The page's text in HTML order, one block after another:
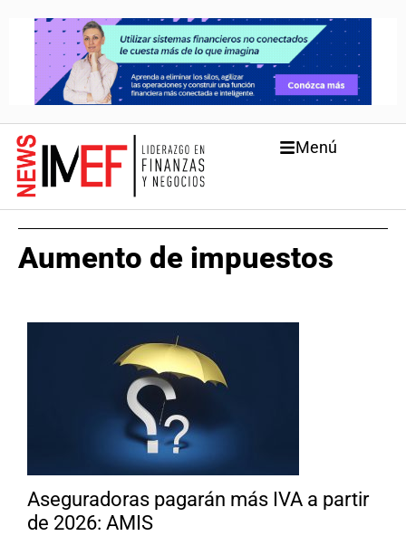
Menú
Aumento de impuestos
Aseguradoras pagarán más IVA a partir
de 2026: AMIS